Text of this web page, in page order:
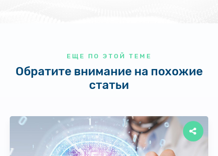
ЕЩЕ ПО ЭТОЙ ТЕМЕ
Обратите внимание на похожие
статьи